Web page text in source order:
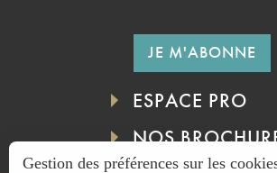
JE M'ABONNE
ESPACE PRO
NOS
Gestion des préférences sur les